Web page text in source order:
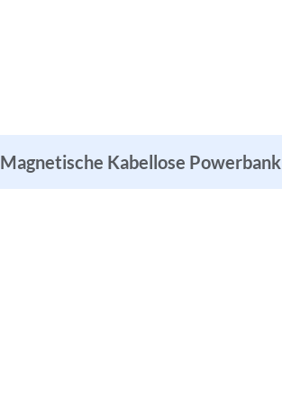
Magnetische Kabellose Powerbank